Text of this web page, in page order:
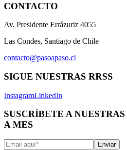
CONTACTO
Av. Presidente Errázuriz 4055
Las Condes, Santiago de Chile
contacto@pasoapaso.cl
SIGUE NUESTRAS RRSS
InstagramLinkedIn
SUSCRÍBETE A
A MES
Enviar